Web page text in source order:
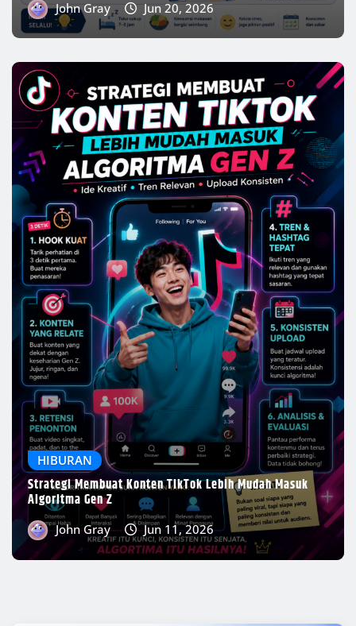
HIBURAN
Strategi Membuat Konten TikTok Lebih Mudah Masuk
Algoritma Gen Z
John Gray Jun 11, 2026
GADGET